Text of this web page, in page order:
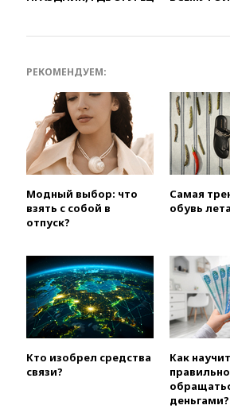
РЕКОМЕНДУЕМ:
Модный выбор: что
взять с собой в
отпуск?
Самая
обувь
Кто изобрел средства
связи?
Как
правильно
деньгами?